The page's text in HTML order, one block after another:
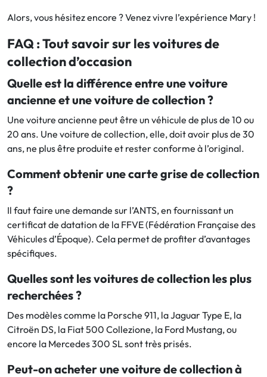
Alors, vous hésitez encore ? Venez vivre l’expérience Mary !
FAQ : Tout savoir sur les voitures de
collection d’occasion
Quelle est la différence entre une voiture
ancienne et une voiture de collection ?
Une voiture ancienne peut être un véhicule de plus de 10 ou
20 ans. Une voiture de collection, elle, doit avoir plus de 30
ans, ne plus être produite et rester conforme à l’original.
Comment obtenir une carte grise de collection
?
Il faut faire une demande sur l’ANTS, en fournissant un
certificat de datation de la FFVE (Fédération Française des
Véhicules d’Époque). Cela permet de profiter d’avantages
spécifiques.
Quelles sont les voitures de collection les plus
recherchées ?
Des modèles comme la Porsche 911, la Jaguar Type E, la
Citroën DS, la Fiat 500 Collezione, la Ford Mustang, ou
encore la Mercedes 300 SL sont très prisés.
Peut-on acheter une voiture de collection à